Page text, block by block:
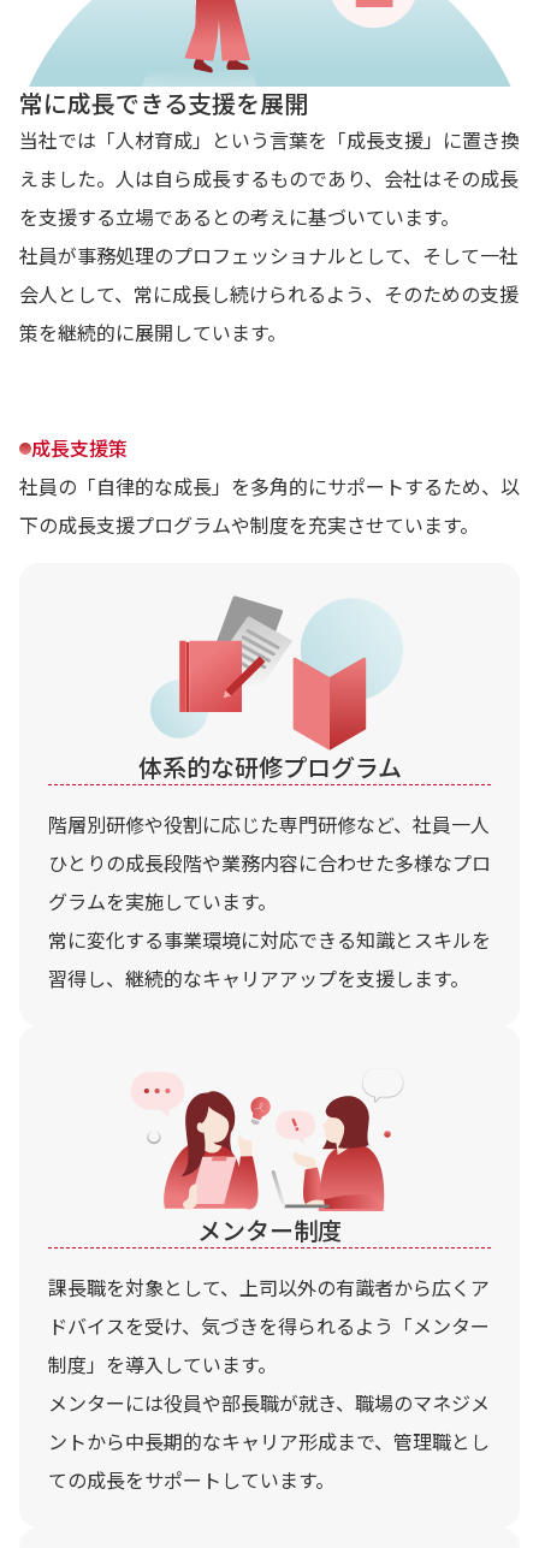
常に成長できる支援を展開
当社では「人材育成」という言葉を「成長支援」に置き換
えました。人は自ら成長するものであり、会社はその成長
を支援する立場であるとの考えに基づいています。
社員が事務処理のプロフェッショナルとして、そして一社
会人として、常に成長し続けられるよう、そのための支援
策を継続的に展開しています。
成長支援策
社員の「自律的な成長」を多角的にサポートするため、以
下の成長支援プログラムや制度を充実させています。
体系的な研修プログラム
階層別研修や役割に応じた専門研修など、社員一人
ひとりの成長段階や業務内容に合わせた多様なプロ
グラムを実施しています。
常に変化する事業環境に対応できる知識とスキルを
習得し、継続的なキャリアアップを支援します。
メンター制度
課長職を対象として、上司以外の有識者から広くア
ドバイスを受け、気づきを得られるよう「メンター
制度」を導入しています。
メンターには役員や部長職が就き、職場のマネジメ
ントから中長期的なキャリア形成まで、管理職とし
ての成長をサポートしています。